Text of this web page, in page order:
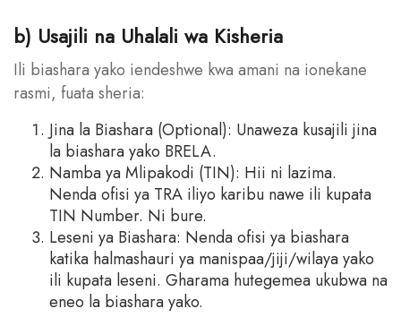
b) Usajili na Uhalali wa Kisheria
Ili biashara yako iendeshwe kwa amani na ionekane
rasmi, fuata sheria:
Jina la Biashara (Optional): Unaweza kusajili jina
la biashara yako BRELA.
Namba ya Mlipakodi (TIN): Hii ni lazima.
Nenda ofisi ya TRA iliyo karibu nawe ili kupata
TIN Number. Ni bure.
Leseni ya Biashara: Nenda ofisi ya biashara
katika halmashauri ya manispaa/jiji/wilaya yako
ili kupata leseni. Gharama hutegemea ukubwa na
eneo la biashara yako.